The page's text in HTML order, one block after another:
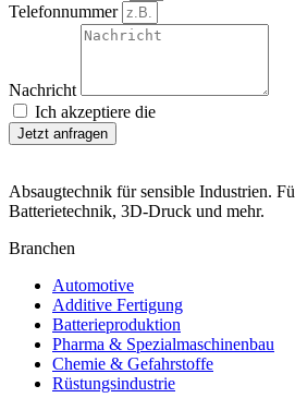
Telefonnummer
Nachricht
Ich akzeptiere die
Jetzt anfragen
Absaugtechnik für sensible Industrien.
Batterietechnik, 3D-Druck und mehr.
Branchen
Automotive
Additive Fertigung
Batterieproduktion
Pharma & Spezialmaschinenbau
Chemie & Gefahrstoffe
Rüstungsindustrie